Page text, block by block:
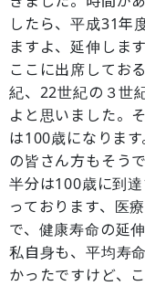
したら、平成31年
ますよ、延伸しま
ここに出席してお
紀、22世紀の３世
よと思いました。
は100歳になりま
の皆さん方もそう
半分は100歳に到
っております、医
で、健康寿命の延
私自身も、平均寿
かったですけど、